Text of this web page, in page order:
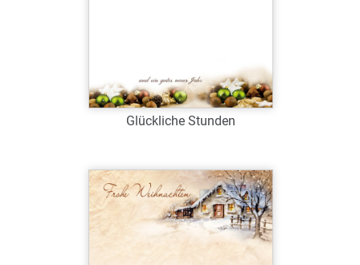
Glückliche Stunden
Art.-Nr.: W39066
Verfügbar